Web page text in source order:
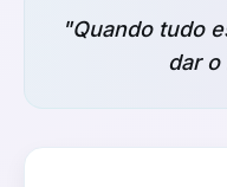
"Quando tudo
dar o